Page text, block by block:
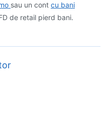
sau un cont cu bani
de retail pierd bani.